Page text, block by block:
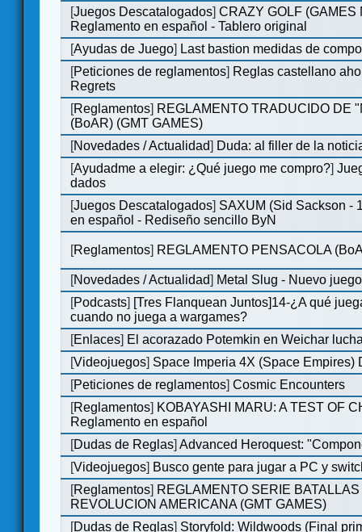
[Juegos Descatalogados]CRAZY GOLF (GAMES
Reglamento en español - Tablero original
[Ayudas de Juego] Last bastion medidas de
[Peticiones de reglamentos] Reglas castellano
Regrets
[Reglamentos] REGLAMENTO TRADUCIDO DE
(BoAR) (GMT GAMES)
[Novedades / Actualidad] Duda: al filler de la
[Ayudadme a elegir: ¿Qué juego me compro?]
dados
[Juegos Descatalogados] SAXUM (Sid Sackson -
en español - Rediseño sencillo ByN
[Reglamentos] REGLAMENTO PENSACOLA
[Novedades / Actualidad] Metal Slug - Nuevo
[Podcasts] [Tres Flanquean Juntos]14-¿A qué
cuando no juega a wargames?
[Enlaces] El acorazado Potemkin en Weichar
[Videojuegos] Space Imperia 4X (Space Empires)
[Peticiones de reglamentos]Cosmic Encounters
[Reglamentos] KOBAYASHI MARU: A TEST OF
Reglamento en español
[Dudas de Reglas]Advanced Heroquest:
[Videojuegos] Busco gente para jugar a PC y
[Reglamentos] REGLAMENTO SERIE
REVOLUCION AMERICANA (GMT GAMES)
[Dudas de Reglas] Storyfold: Wildwoods (Final